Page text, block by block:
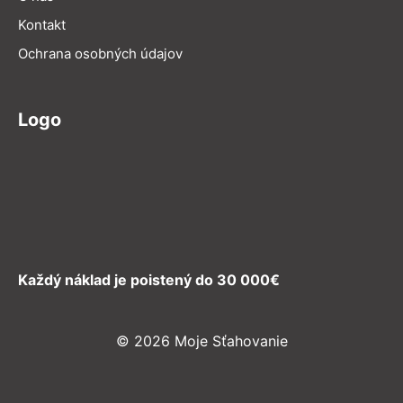
Kontakt
Ochrana osobných údajov
Logo
Každý náklad je poistený do 30 000€
© 2026 Moje Sťahovanie